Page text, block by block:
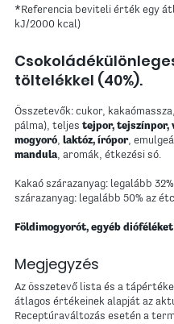
*Referencia beviteli érték egy
kJ/2000 kcal)
töltelékkel (40%).
Összetevők: cukor,
pálma), teljes tejpor, tejszínpor,
mogyoró, laktóz, írópor,
mandula, aromák, étkezési só.
Kakaó szárazanyag: legalább
szárazanyag: legalább 50% az
Földimogyorót, egyéb
Megjegyzés
Az összetevő lista és a
átlagos értékeinek alapját az
Receptúraváltozás esetén a